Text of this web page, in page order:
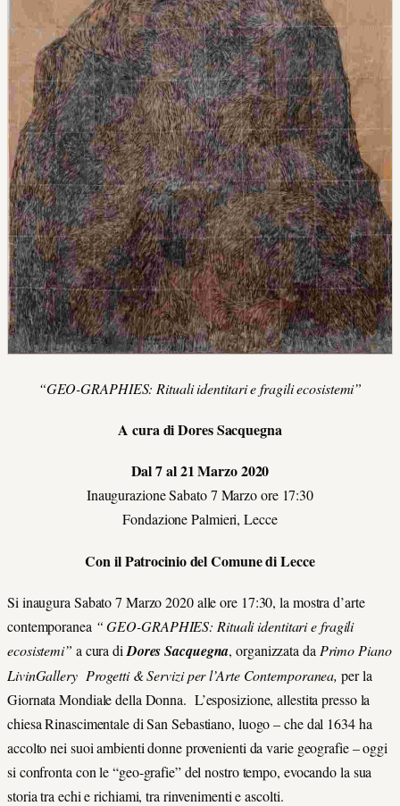
“GEO-GRAPHIES: Rituali identitari e fragili ecosistemi”
A cura di Dores Sacquegna
Dal 7 al 21 Marzo 2020
Inaugurazione Sabato 7 Marzo ore 17:30
Fondazione Palmieri, Lecce
Con il Patrocinio del Comune di Lecce
Si inaugura Sabato 7 Marzo 2020 alle ore 17:30, la mostra d’arte
contemporanea “ GEO-GRAPHIES: Rituali identitari e fragili
ecosistemi” a cura di Dores Sacquegna, organizzata da Primo Piano
LivinGallery Progetti & Servizi per l’Arte Contemporanea,per la
Giornata Mondiale della Donna. L’esposizione, allestita presso la
chiesa Rinascimentale di San Sebastiano, luogo – che dal 1634 ha
accolto nei suoi ambienti donne provenienti da varie geografie – oggi
si confronta con le “geo-grafie” del nostro tempo, evocando la sua
storia tra echi e richiami, tra rinvenimenti e ascolti.